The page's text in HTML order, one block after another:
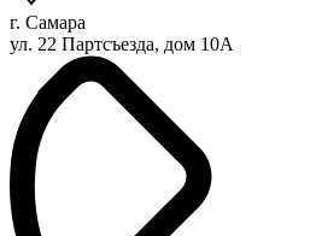
г. Самара
ул. 22 Партсъезда, дом 10А